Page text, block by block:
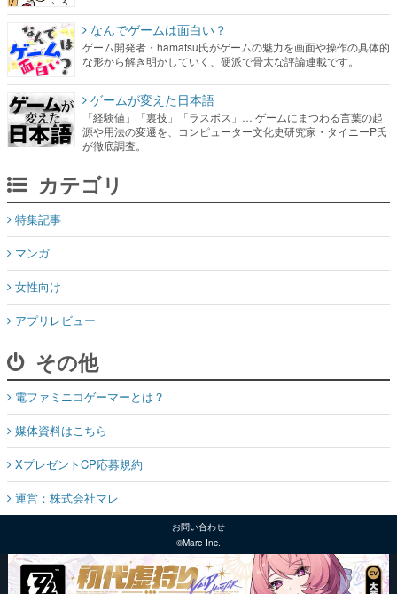
なんでゲームは面白い？
ゲーム開発者・hamatsu氏がゲームの魅力を画面や操作の具体的
な形から解き明かしていく、硬派で骨太な評論連載です。
ゲームが変えた日本語
「経験値」「裏技」「ラスボス」… ゲームにまつわる言葉の起
源や用法の変遷を、コンピューター文化史研究家・タイニーP氏
が徹底調査。
カテゴリ
特集記事
マンガ
女性向け
アプリレビュー
その他
電ファミニコゲーマーとは？
媒体資料はこちら
XプレゼントCP応募規約
運営：株式会社マレ
お問い合わせ
©Mare Inc.